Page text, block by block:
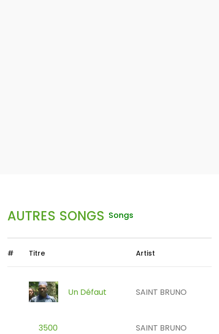
AUTRES SONGS Songs
# Titre Artist
Un Défaut SAINT BRUNO
3500 SAINT BRUNO